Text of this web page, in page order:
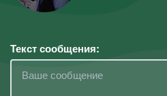
Текст сообщения: